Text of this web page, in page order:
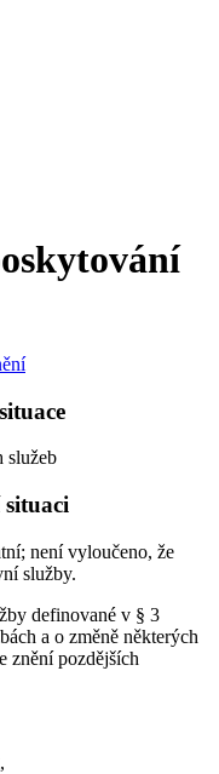
služeb
není vyloučeno, že
služby.
definované v § 3
a o změně některých
znění pozdějších